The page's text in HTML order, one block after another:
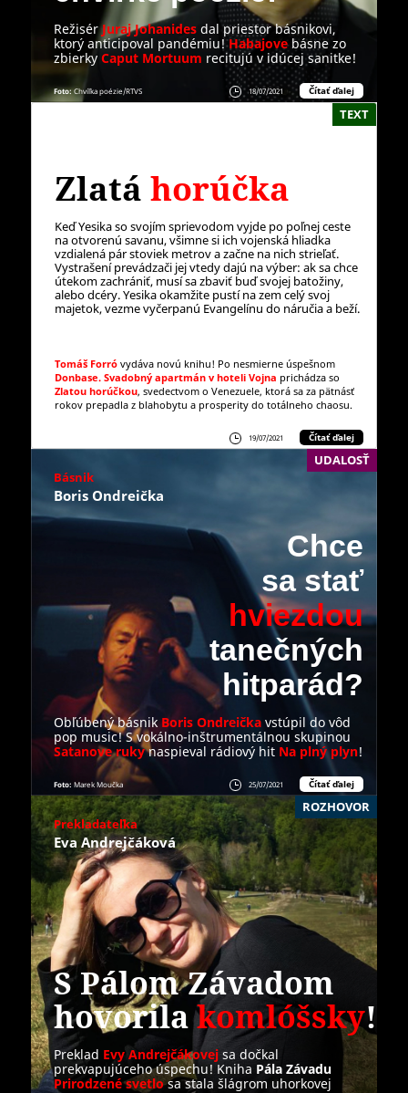
RežisérJuraj Johanides dal priestor básnikovi,
ktorý anticipoval pandémiu!Habajovebásne zo
zbierky Caput Mortuum recitujú v idúcej sanitke!
18/07/2021 Čítať ďalej
Foto:Chvíľka poézie/RTVS
TEXT
Zlatá horúčka
Keď Yesika so svojím sprievodom vyjde po poľnej ceste
na otvorenú savanu, všimne si ich vojenská hliadka
vzdialená pár stoviek metrov a začne na nich strieľať.
Vystrašení prevádzači jej vtedy dajú na výber: ak sa chce
útekom zachrániť, musí sa zbaviť buď svojej batožiny,
alebo dcéry. Yesika okamžite pustí na zem celý svoj
majetok, vezme vyčerpanú Evangelínu do náručia a beží.
Tomáš Forró vydáva novú knihu! Po nesmierne úspešnom
Donbase. Svadobný apartmán v hoteli Vojna prichádza so
Zlatou horúčkou, svedectvom o Venezuele, ktorá sa za pätnásť
rokov prepadla z blahobytu a prosperity do totálneho chaosu.
19/07/2021 Čítať ďalej
UDALOSŤ
Básnik
Boris Ondreička
Chce
sa stať
hviezdou
tanečných
hitparád?
Obľúbený básnikBoris Ondreička vstúpil do vôd
pop music! S vokálno-inštrumentálnou skupinou
Satanove rukynaspieval rádiový hit Na plný plyn!
25/07/2021 Čítať ďalej
Foto: Marek Moučka
ROZHOVOR
Prekladateľka
Eva Andrejčáková
S Pálom Závadom
hovorilakomlóšsky!
Preklad Evy Andrejčákovej sa dočkal
prekvapujúceho úspechu! Kniha Pála Závadu
Prirodzené svetlosa stala šlágrom uhorkovej